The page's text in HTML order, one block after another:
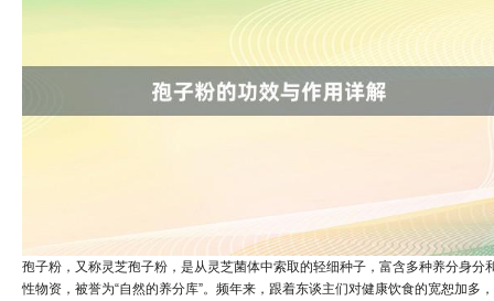
孢子粉，又称灵芝孢子粉，是从灵芝菌体中索取的轻细种子，富含多种养分身分
性物资，被誉为“自然的养分库”。频年来，跟着东谈主们对健康饮食的宽恕加多